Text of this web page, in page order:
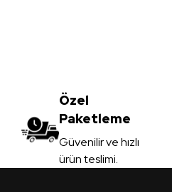
Gönder
3.450,00TL
KDV Dahil
Sipariş Ver
Özel
Paketleme
Güvenilir ve hızlı
ürün teslimi.